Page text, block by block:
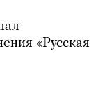
«Русская